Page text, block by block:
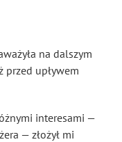
na dalszym
przed upływem
interesami —
— złożył mi